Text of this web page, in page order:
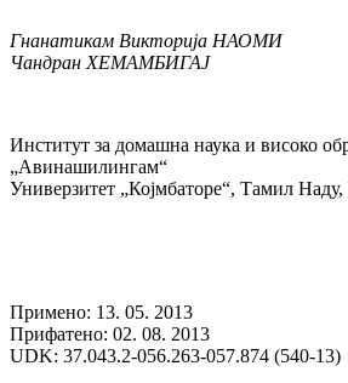
Гнанатикам Викторија НАОМИ
Чандран ХЕМАМБИГАЈ
Институт за домашна наука и високо
„Авинашилингам“
Универзитет „Којмбаторе“, Тамил Наду,
Примено: 13. 05. 2013
Прифатено: 02. 08. 2013
UDK: 37.043.2-056.263-057.874 (540-13)